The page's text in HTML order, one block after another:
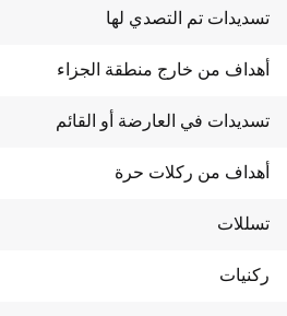
تسديدات تم التصدي لها
أهداف من خارج منطقة الجزاء
تسديدات في العارضة أو القائم
أهداف من ركلات حرة
تسللات
ركنيات